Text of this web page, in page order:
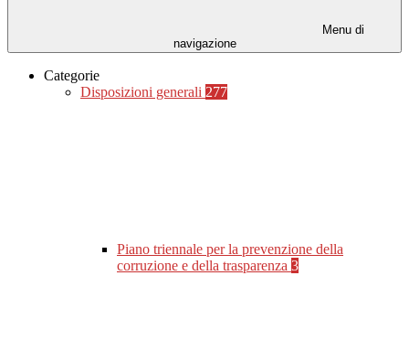
Menu di
navigazione
Categorie
Disposizioni generali 277
Piano triennale per la prevenzione della
corruzione e della trasparenza 3